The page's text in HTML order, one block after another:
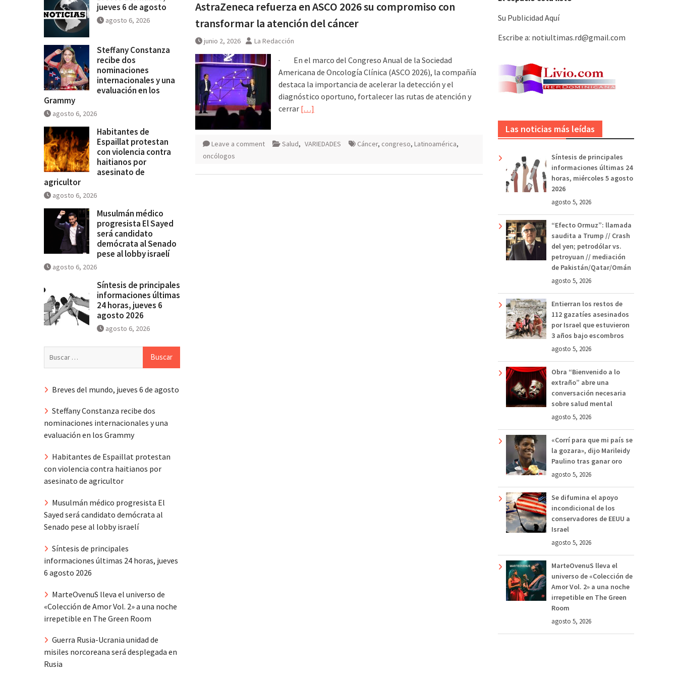
AstraZeneca refuerza en ASCO 2026 su compromiso con
transformar la atención del cáncer
junio 2, 2026 La Redacción
· En el marco del Congreso Anual de la Sociedad
Americana de Oncología Clínica (ASCO 2026), la compañía
destaca la importancia de acelerar la detección y el
diagnóstico oportuno, fortalecer las rutas de atención y
cerrar […]
Leave a comment Salud, VARIEDADES Cáncer, congreso, Latinoamérica,
oncólogos
Su Publicidad Aquí
Escribe a: notiultimas.rd@gmail.com
Las noticias más leídas
Síntesis de principales
informaciones últimas 24
horas, miércoles 5 agosto
2026
agosto 5, 2026
“Efecto Ormuz”: llamada
saudita a Trump // Crash
del yen; petrodólar vs.
petroyuan // mediación
de Pakistán/Qatar/Omán
agosto 5, 2026
Entierran los restos de
112 gazatíes asesinados
por Israel que estuvieron
3 años bajo escombros
agosto 5, 2026
Obra “Bienvenido a lo
extraño” abre una
conversación necesaria
sobre salud mental
agosto 5, 2026
«Corrí para que mi país se
la gozara», dijo Marileidy
Paulino tras ganar oro
agosto 5, 2026
Se difumina el apoyo
incondicional de los
conservadores de EEUU a
Israel
agosto 5, 2026
MarteOvenuS lleva el
universo de «Colección de
Amor Vol. 2» a una noche
irrepetible en The Green
Room
agosto 5, 2026
jueves 6 de agosto
agosto 6, 2026
Steffany Constanza
recibe dos
nominaciones
internacionales y una
evaluación en los
Grammy
agosto 6, 2026
Habitantes de
Espaillat protestan
con violencia contra
haitianos por
asesinato de
agricultor
agosto 6, 2026
Musulmán médico
progresista El Sayed
será candidato
demócrata al Senado
pese al lobby israelí
agosto 6, 2026
Síntesis de principales
informaciones últimas
24 horas, jueves 6
agosto 2026
agosto 6, 2026
Breves del mundo, jueves 6 de agosto
Steffany Constanza recibe dos
nominaciones internacionales y una
evaluación en los Grammy
Habitantes de Espaillat protestan
con violencia contra haitianos por
asesinato de agricultor
Musulmán médico progresista El
Sayed será candidato demócrata al
Senado pese al lobby israelí
Síntesis de principales
informaciones últimas 24 horas, jueves
6 agosto 2026
MarteOvenuS lleva el universo de
«Colección de Amor Vol. 2» a una noche
irrepetible en The Green Room
Guerra Rusia-Ucrania unidad de
misiles norcoreana será desplegada en
Rusia